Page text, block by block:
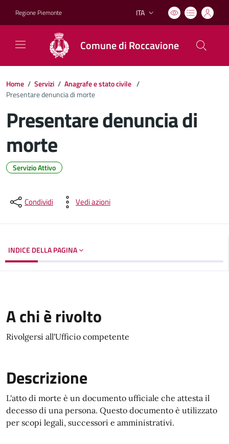
Regione Piemonte Lingua attiva:
ITA
Comune di Roccavione
Home / Servizi / Anagrafe e stato civile /
Presentare denuncia di morte
Presentare denuncia di
morte
Servizio Attivo
Condividi Vedi azioni
INDICE DELLA PAGINA
A chi è rivolto
Rivolgersi all'Ufficio competente
Descrizione
L'atto di morte è un documento ufficiale che attesta il
decesso di una persona. Questo documento è utilizzato
per scopi legali, successori e amministrativi.